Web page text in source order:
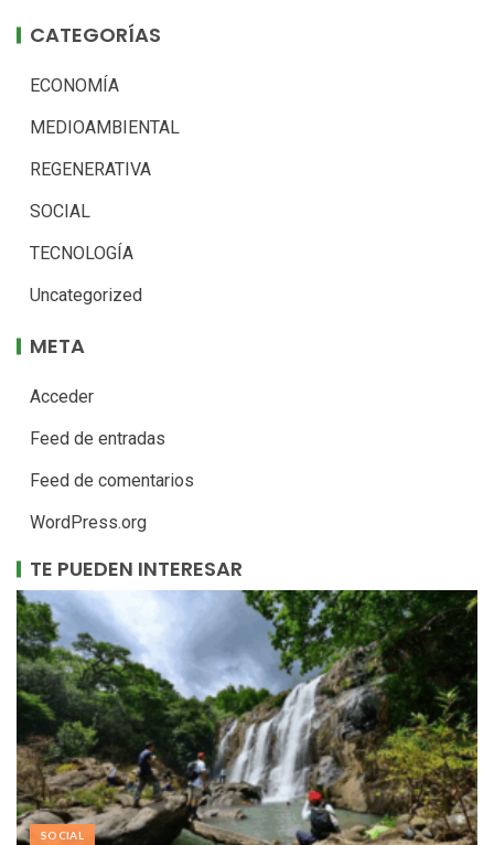
CATEGORÍAS
ECONOMÍA
MEDIOAMBIENTAL
REGENERATIVA
SOCIAL
TECNOLOGÍA
Uncategorized
META
Acceder
Feed de entradas
Feed de comentarios
WordPress.org
TE PUEDEN INTERESAR
SOCIAL